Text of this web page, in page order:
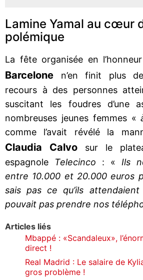
Lamine Yamal au cœur
polémique
La fête organisée en
Barcelone n’en finit plus
recours à des personnes
suscitant les foudres d’une
nombreuses jeunes femmes «
comme l’avait révélé la
Claudia Calvo sur le
espagnole Telecinco : « Ils
entre 10.000 et 20.000 euros
sais pas ce qu’ils
pouvait pas prendre nos
Articles liés
Mbappé : «Scandaleux»,
direct !
Real Madrid : Le salaire de
gros problème !